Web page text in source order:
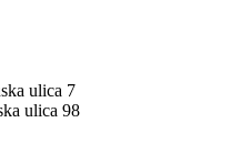
ulica 7
ulica 98